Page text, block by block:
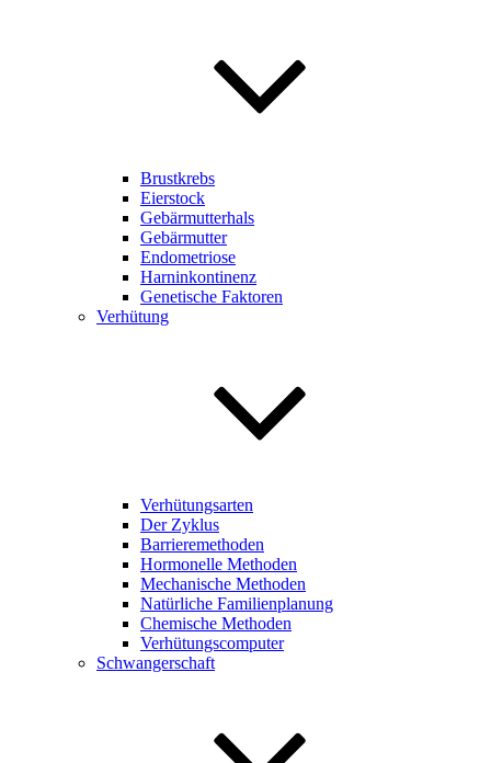
Brustkrebs
Eierstock
Gebärmutterhals
Gebärmutter
Endometriose
Harninkontinenz
Genetische Faktoren
Verhütung
Verhütungsarten
Der Zyklus
Barrieremethoden
Hormonelle Methoden
Mechanische Methoden
Natürliche Familienplanung
Chemische Methoden
Verhütungscomputer
Schwangerschaft